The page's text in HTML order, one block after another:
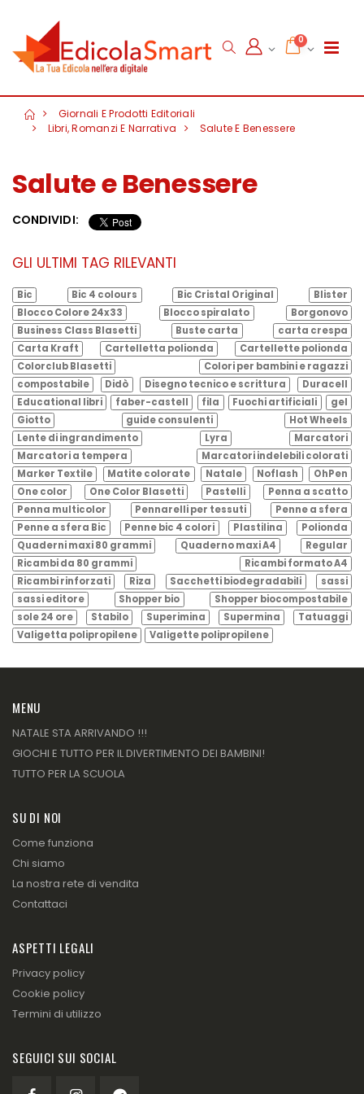
0
Giornali E Prodotti Editoriali
Libri, Romanzi E Narrativa
Salute E Benessere
Salute e Benessere
CONDIVIDI:
GLI ULTIMI TAG RILEVANTI
Bic Bic 4 colours Bic Cristal Original
Blister
Blocco Colore 24x33
Blocco spiralato
Borgonovo
Business Class Blasetti
Buste carta
carta crespa
Carta Kraft
Cartelletta polionda
Cartellette polionda
Colorclub Blasetti
Colori per bambini e ragazzi
compostabile
Didò Disegno tecnico e scrittura
Duracell
Educational libri
faber-castell fila Fuochi artificiali
gel
Giotto
guide consulenti
Hot Wheels
Lente di ingrandimento
Lyra
Marcatori
Marcatori a tempera
Marcatori indelebili colorati
Marker Textile
Matite colorate Natale Noflash
OhPen
One color
One Color Blasetti Pastelli
Penna a scatto
Penna multicolor
Pennarelli per tessuti
Penne a sfera
Penne a sfera Bic
Penne bic 4 colori Plastilina
Polionda
Quaderni maxi 80 grammi
Quaderno maxi A4
Regular
Ricambi da 80 grammi
Ricambi formato A4
Ricambi rinforzati
Riza Sacchetti biodegradabili
sassi
sassi editore
Shopper bio
Shopper biocompostabile
sole 24 ore
Stabilo Superimina Supermina
Tatuaggi
Valigetta polipropilene
Valigette polipropilene
MENU
NATALE STA ARRIVANDO !!!
GIOCHI E TUTTO PER IL DIVERTIMENTO DEI BAMBINI!
TUTTO PER LA SCUOLA
SU DI NOI
Come funziona
Chi siamo
La nostra rete di vendita
Contattaci
ASPETTI LEGALI
Privacy policy
Cookie policy
Termini di utilizzo
SEGUICI SUI SOCIAL